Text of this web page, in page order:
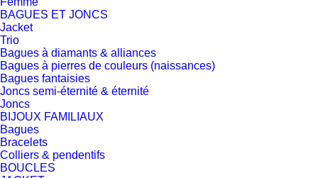
BAGUES ET JONCS
Jacket
Trio
Bagues à diamants & alliances
Bagues à pierres de couleurs (naissances)
Bagues fantaisies
Joncs semi-éternité & éternité
Joncs
BIJOUX FAMILIAUX
Bagues
Bracelets
Colliers & pendentifs
BOUCLES